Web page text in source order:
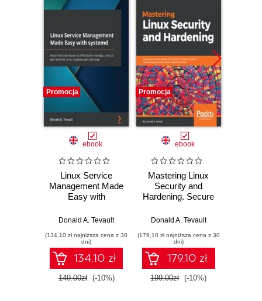
Promocja
ebook
Linux Service
Management Made
Easy with
Advanced
effectively manage,
control, and
monitor Linux
systems and
services
Donald A. Tevault
(134,10 zł najniższa cena z 30
dni)
134.10 zł
149.00zł (-10%)
Promocja
ebook
Mastering Linux
Security and
Hardening. Secure
and protect it from
attacks, and other
external threats
Donald A. Tevault
(179,10 zł najniższa cena z 30
dni)
179.10 zł
199.00zł (-10%)